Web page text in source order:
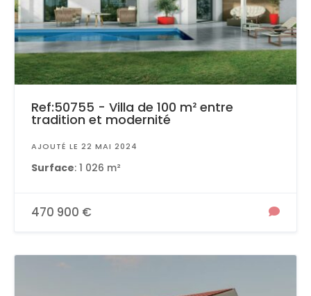
Ref:50755 - Villa de 100 m² entre
tradition et modernité
AJOUTÉ LE 22 MAI 2024
Surface: 1 026 m²
470 900 €